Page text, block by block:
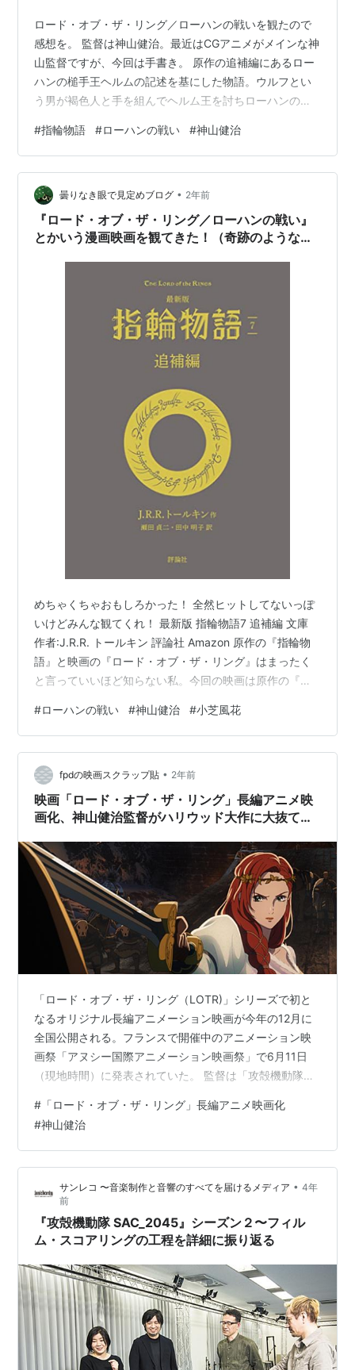
ロード・オブ・ザ・リング／ローハンの戦いを観たので
感想を。 監督は神山健治。最近はCGアニメがメインな神
山監督ですが、今回は手書き。 原作の追補編にあるロー
ハンの槌手王ヘルムの記述を基にした物語。ウルフとい
う男が褐色人と手を組んでヘルム王を討ちローハンの王
述をもとに、僭王ウルフとの戦いの陰に存在した歴史に
語られることのないヘルムの娘ヘラの戦いの物語として2
時間のアニメに拡大した作品。ヘルムの名前はヘルム峡
谷（角笛城のあたり）として本編にも出てくるため、オ
リジナル作品ではあるが、原作との繋がりもしっかり意
識した物語になっている。 全然面白くなかっ…
#指輪物語 #ローハンの戦い #神山健治
曇りなき眼で見定めブログ • 2年前
『ロード・オブ・ザ・リング／ローハンの戦い』
とかいう漫画映画を観てきた！（奇跡のような傑
めちゃくちゃおもしろかった！ 全然ヒットしてないっぽ
いけどみんな観てくれ！ 最新版 指輪物語7 追補編 文庫
作者:J.R.R. トールキン 評論社 Amazon 原作の『指輪物
語』と映画の『ロード・オブ・ザ・リング』はまったく
と言っていいほど知らない私。今回の映画は原作の『追
譚としてハリウッドと共作している。 企画・脚本や音の
面ではハリウッドのスタッフが主に作っているのに、絵
のスタイルは日本的なアニメとなっている。まず予告や
事前情報を見てそこに驚いた。ハリウッドがもうそこま
で日本のアニメを認めているとは！ 昨今の日本のアニメ
は、良く言えば繊細…
#ローハンの戦い #神山健治 #小芝風花
fpdの映画スクラップ貼 • 2年前
映画「ロード・オブ・ザ・リング」長編アニメ映
画化、神山健治監督がハリウッド大作に大抜て
「ロード・オブ・ザ・リング（LOTR)」シリーズで初と
なるオリジナル長編アニメーション映画が今年の12月に
全国公開される。フランスで開催中のアニメーション映
画祭「アヌシー国際アニメーション映画祭」で6月11日
（現地時間）に発表されていた。 監督は「攻殻機動隊
とで、ファンには期待が大きそう。 アニメ版のタイトル
（原題）は「THE LORD OF THE RINGS：THE WAR OF
THE ROHIRRIM」。 全世界で初解禁となった場面写真で
は、ローハン王家のメンバーが初公開。主人公・王女ヘ
ラの美しくも強い瞳で敵に立ち向かう姿、ヘル…
# 「ロード・オブ・ザ・リング」長編アニメ映画化
#神山健治
サンレコ 〜音楽制作と音響のすべてを届けるメディア • 4年
前
『攻殻機動隊 SAC_2045』シーズン２〜フィル
ム・スコアリングの工程を詳細に振り返る